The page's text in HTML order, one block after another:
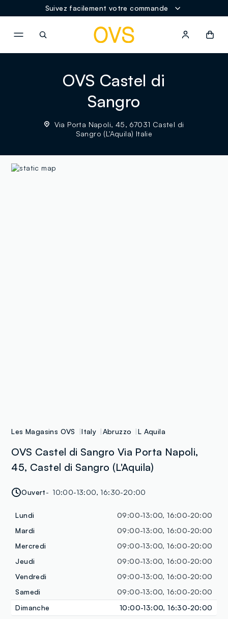
Suivez facilement votre commande
OVS Castel di
Sangro
Via Porta Napoli, 45, 67031 Castel di
Sangro (L'Aquila) Italie
Les Magasins OVS Italy Abruzzo L Aquila
OVS Castel di Sangro Via Porta Napoli,
45, Castel di Sangro (L'Aquila)
Ouvert 10:00-13:00, 16:30-20:00
Lundi
09:00-13:00, 16:00-20:00
Mardi
09:00-13:00, 16:00-20:00
Mercredi
09:00-13:00, 16:00-20:00
Jeudi
09:00-13:00, 16:00-20:00
Vendredi
09:00-13:00, 16:00-20:00
Samedi
09:00-13:00, 16:00-20:00
Dimanche
10:00-13:00, 16:30-20:00